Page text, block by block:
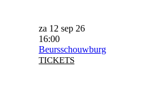
za 12 sep 26
16:00
Beursschouwburg
TICKETS